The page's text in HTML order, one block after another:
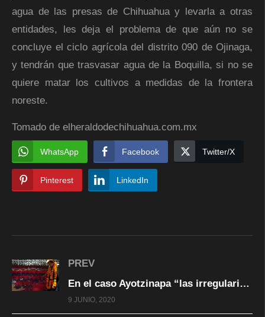
agua de las presas de Chihuahua y levarla a otras
entidades, les deja el problema de que aún no se
concluye el ciclo agrícola del distrito 090 de Ojinaga,
y tendrán que trasvasar agua de la Boquilla, si no se
quiere matar los cultivos a medidas de la frontera
noreste.
Tomado de elheraldodechihuahua.com.mx
WhatsApp Facebook Twitter/X
Pinterest LinkedIn
PREV
En el caso Ayotzinapa “las irregularidades tenían nombre y apellido”: CIDH
9 JUNIO, 2020